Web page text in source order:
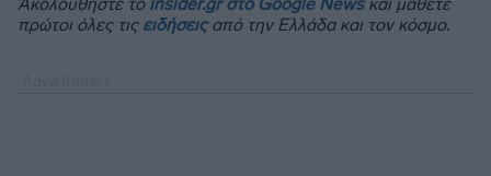
πρώτοι όλες τις ειδήσειςαπό την Ελλάδα και τον κόσμο.